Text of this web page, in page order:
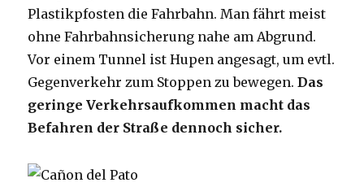
Plastikpfosten die Fahrbahn. Man fährt meist
ohne Fahrbahnsicherung nahe am Abgrund.
Vor einem Tunnel ist Hupen angesagt, um evtl.
Gegenverkehr zum Stoppen zu bewegen. Das
geringe Verkehrsaufkommen macht das
Befahren der Straße dennoch sicher.